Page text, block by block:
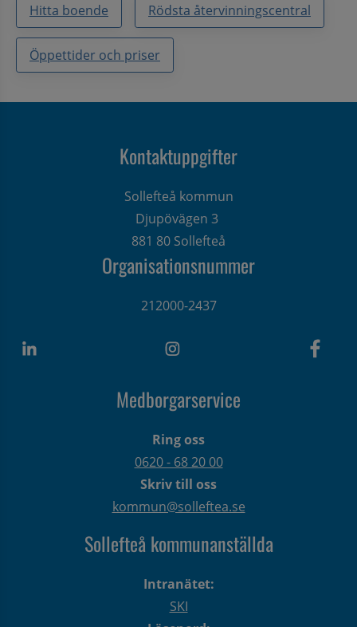
Hitta boende Rödsta återvinningscentral
Öppettider och priser
Kontaktuppgifter
Sollefteå kommun
Djupövägen 3
881 80 Sollefteå
Organisationsnummer
212000-2437
Medborgarservice
Ring oss
0620 - 68 20 00
Skriv till oss
kommun@solleftea.se
Sollefteå kommunanställda
Intranätet:
SKI